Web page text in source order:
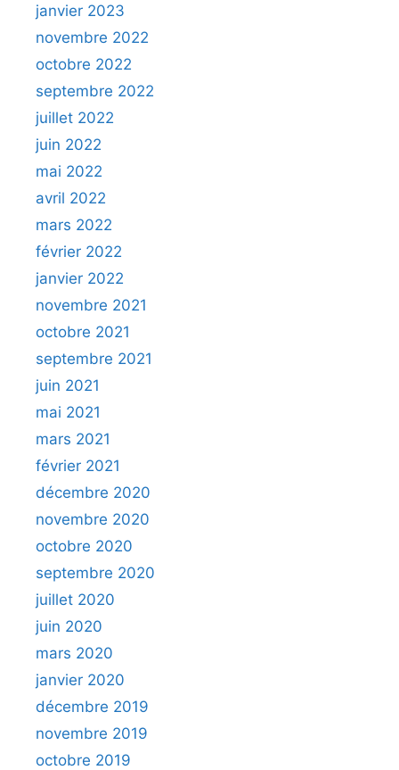
janvier 2023
novembre 2022
octobre 2022
septembre 2022
juillet 2022
juin 2022
mai 2022
avril 2022
mars 2022
février 2022
janvier 2022
novembre 2021
octobre 2021
septembre 2021
juin 2021
mai 2021
mars 2021
février 2021
décembre 2020
novembre 2020
octobre 2020
septembre 2020
juillet 2020
juin 2020
mars 2020
janvier 2020
décembre 2019
novembre 2019
octobre 2019